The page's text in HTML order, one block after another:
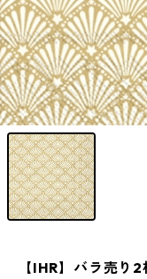
【IHR】バラ売り